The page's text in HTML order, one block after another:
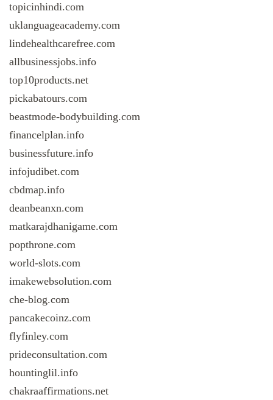
topicinhindi.com
uklanguageacademy.com
lindehealthcarefree.com
allbusinessjobs.info
top10products.net
pickabatours.com
beastmode-bodybuilding.com
financelplan.info
businessfuture.info
infojudibet.com
cbdmap.info
deanbeanxn.com
matkarajdhanigame.com
popthrone.com
world-slots.com
imakewebsolution.com
che-blog.com
pancakecoinz.com
flyfinley.com
prideconsultation.com
hountinglil.info
chakraaffirmations.net